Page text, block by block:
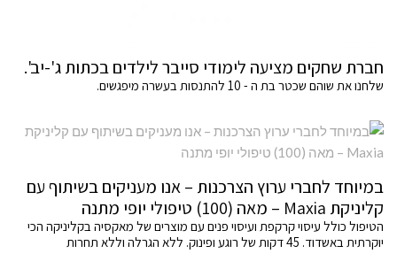
חברת שחקים מציעה לימודי סייבר לילדים בכתות ג'-יב'.
שלחנו את שוהם שכטר בת ה - 10 להתנסות בעשרה מיפגשים.
במיוחד לחברי ערוץ הצרכנות – אנו מעניקים בשיתוף עם
קליניקת Maxia – מאה (100) טיפולי יופי מתנה
הטיפול כולל עיסוי קרקפת ועיסוי פנים עם מוצרים של מאקסיה בקליניקה הכי
יוקרתית באשדוד. 45 דקות של רוגע ופינוק. ללא הגרלה וללא תחרות